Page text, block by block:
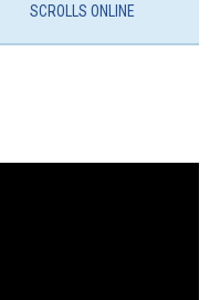
SCROLLS ONLINE